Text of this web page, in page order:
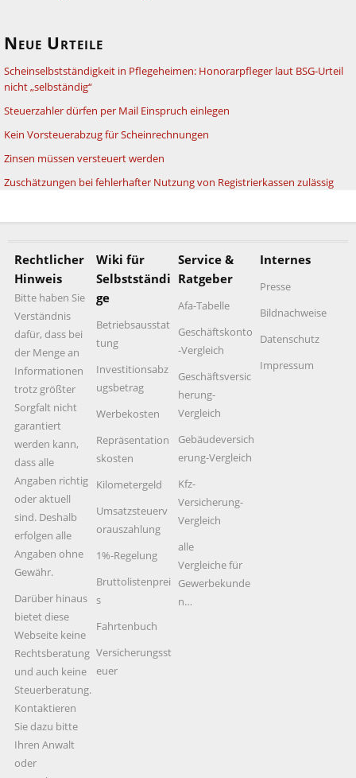
Neue Urteile
Scheinselbstständigkeit in Pflegeheimen: Honorarpfleger laut BSG-Urteil
nicht „selbständig“
Steuerzahler dürfen per Mail Einspruch einlegen
Kein Vorsteuerabzug für Scheinrechnungen
Zinsen müssen versteuert werden
Zuschätzungen bei fehlerhafter Nutzung von Registrierkassen zulässig
Rechtlicher
Hinweis
Bitte haben Sie
Verständnis
dafür, dass bei
der Menge an
Informationen
trotz größter
Sorgfalt nicht
garantiert
werden kann,
dass alle
Angaben richtig
oder aktuell
sind. Deshalb
erfolgen alle
Angaben ohne
Gewähr.
Darüber hinaus
bietet diese
Webseite keine
Rechtsberatung
und auch keine
Steuerberatung.
Kontaktieren
Sie dazu bitte
Ihren Anwalt
oder
Wiki für
Selbstständi
ge
Betriebsausstat
tung
Investitionsabz
ugsbetrag
Werbekosten
Repräsentation
skosten
Kilometergeld
Umsatzsteuerv
orauszahlung
1%-Regelung
Bruttolistenprei
s
Fahrtenbuch
Versicherungsst
euer
Service &
Ratgeber
Afa-Tabelle
Geschäftskonto
-Vergleich
Geschäftsversic
herung-
Vergleich
Gebäudeversich
erung-Vergleich
Kfz-
Versicherung-
Vergleich
alle
Vergleiche für
Gewerbekunde
n…
Internes
Presse
Bildnachweise
Datenschutz
Impressum